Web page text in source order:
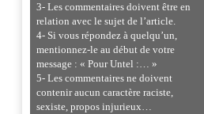
3- Les commentaires doivent être en
relation avec le sujet de l’article.
4- Si vous répondez à quelqu’un,
mentionnez-le au début de votre
message : « Pour Untel :… »
5- Les commentaires ne doivent
contenir aucun caractère raciste,
sexiste, propos injurieux…